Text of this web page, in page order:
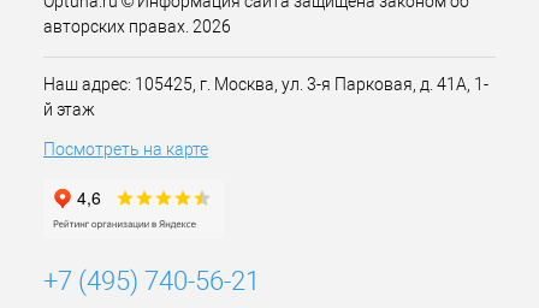
авторских правах. 2026
Наш адрес: 105425, г. Москва, ул. 3-я Парковая, д. 41А, 1-
й этаж
Посмотреть на карте
+7 (495) 740-56-21